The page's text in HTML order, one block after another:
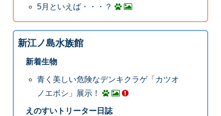
5月といえば・・・？
新江ノ島水族館
新着生物
青く美しい危険なデンキクラゲ「カツオ
ノエボシ」展示！
えのすいトリーター日誌